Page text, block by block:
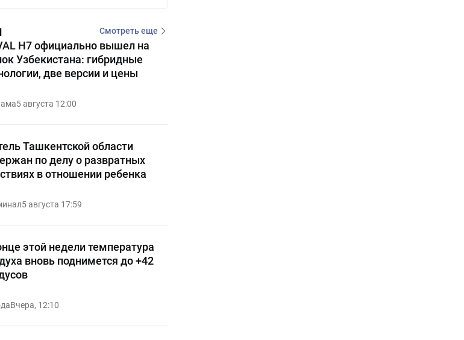
Смотреть еще
H7 официально вышел на
Узбекистана: гибридные
две версии и цены
5 августа 12:00
Ташкентской области
по делу о развратных
в отношении ребенка
5 августа 17:59
этой недели температура
вновь поднимется до +42
Вчера, 12:10